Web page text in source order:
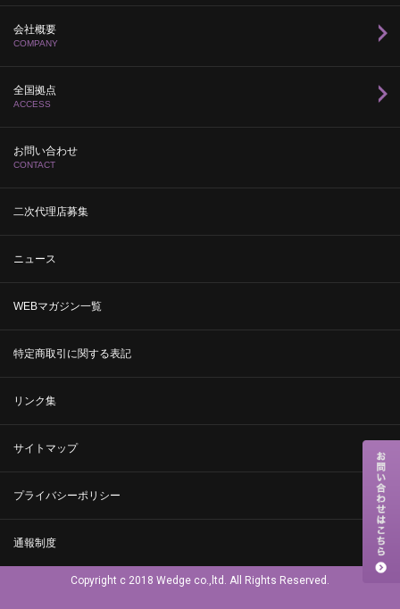
会社概要
COMPANY
全国拠点
ACCESS
お問い合わせ
CONTACT
二次代理店募集
ニュース
WEBマガジン一覧
特定商取引に関する表記
リンク集
サイトマップ
プライバシーポリシー
通報制度
Copyright c 2018 Wedge co.,ltd. All Rights Reserved.